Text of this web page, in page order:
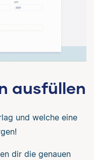
ausfüllen
und welche eine
dir die genauen